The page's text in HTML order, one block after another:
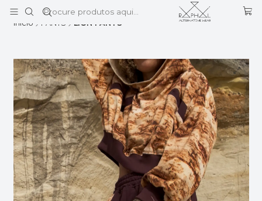
Ler mais
Início
PANTS LION PANTS